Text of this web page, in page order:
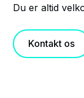
Du er altid
Kontakt os